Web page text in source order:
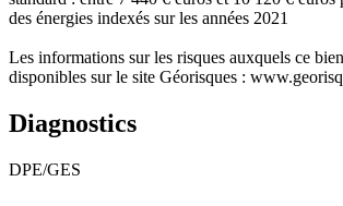
des énergies indexés sur les années 2021
Les informations sur les risques auxquels ce
disponibles sur le site Géorisques :
Diagnostics
DPE/GES